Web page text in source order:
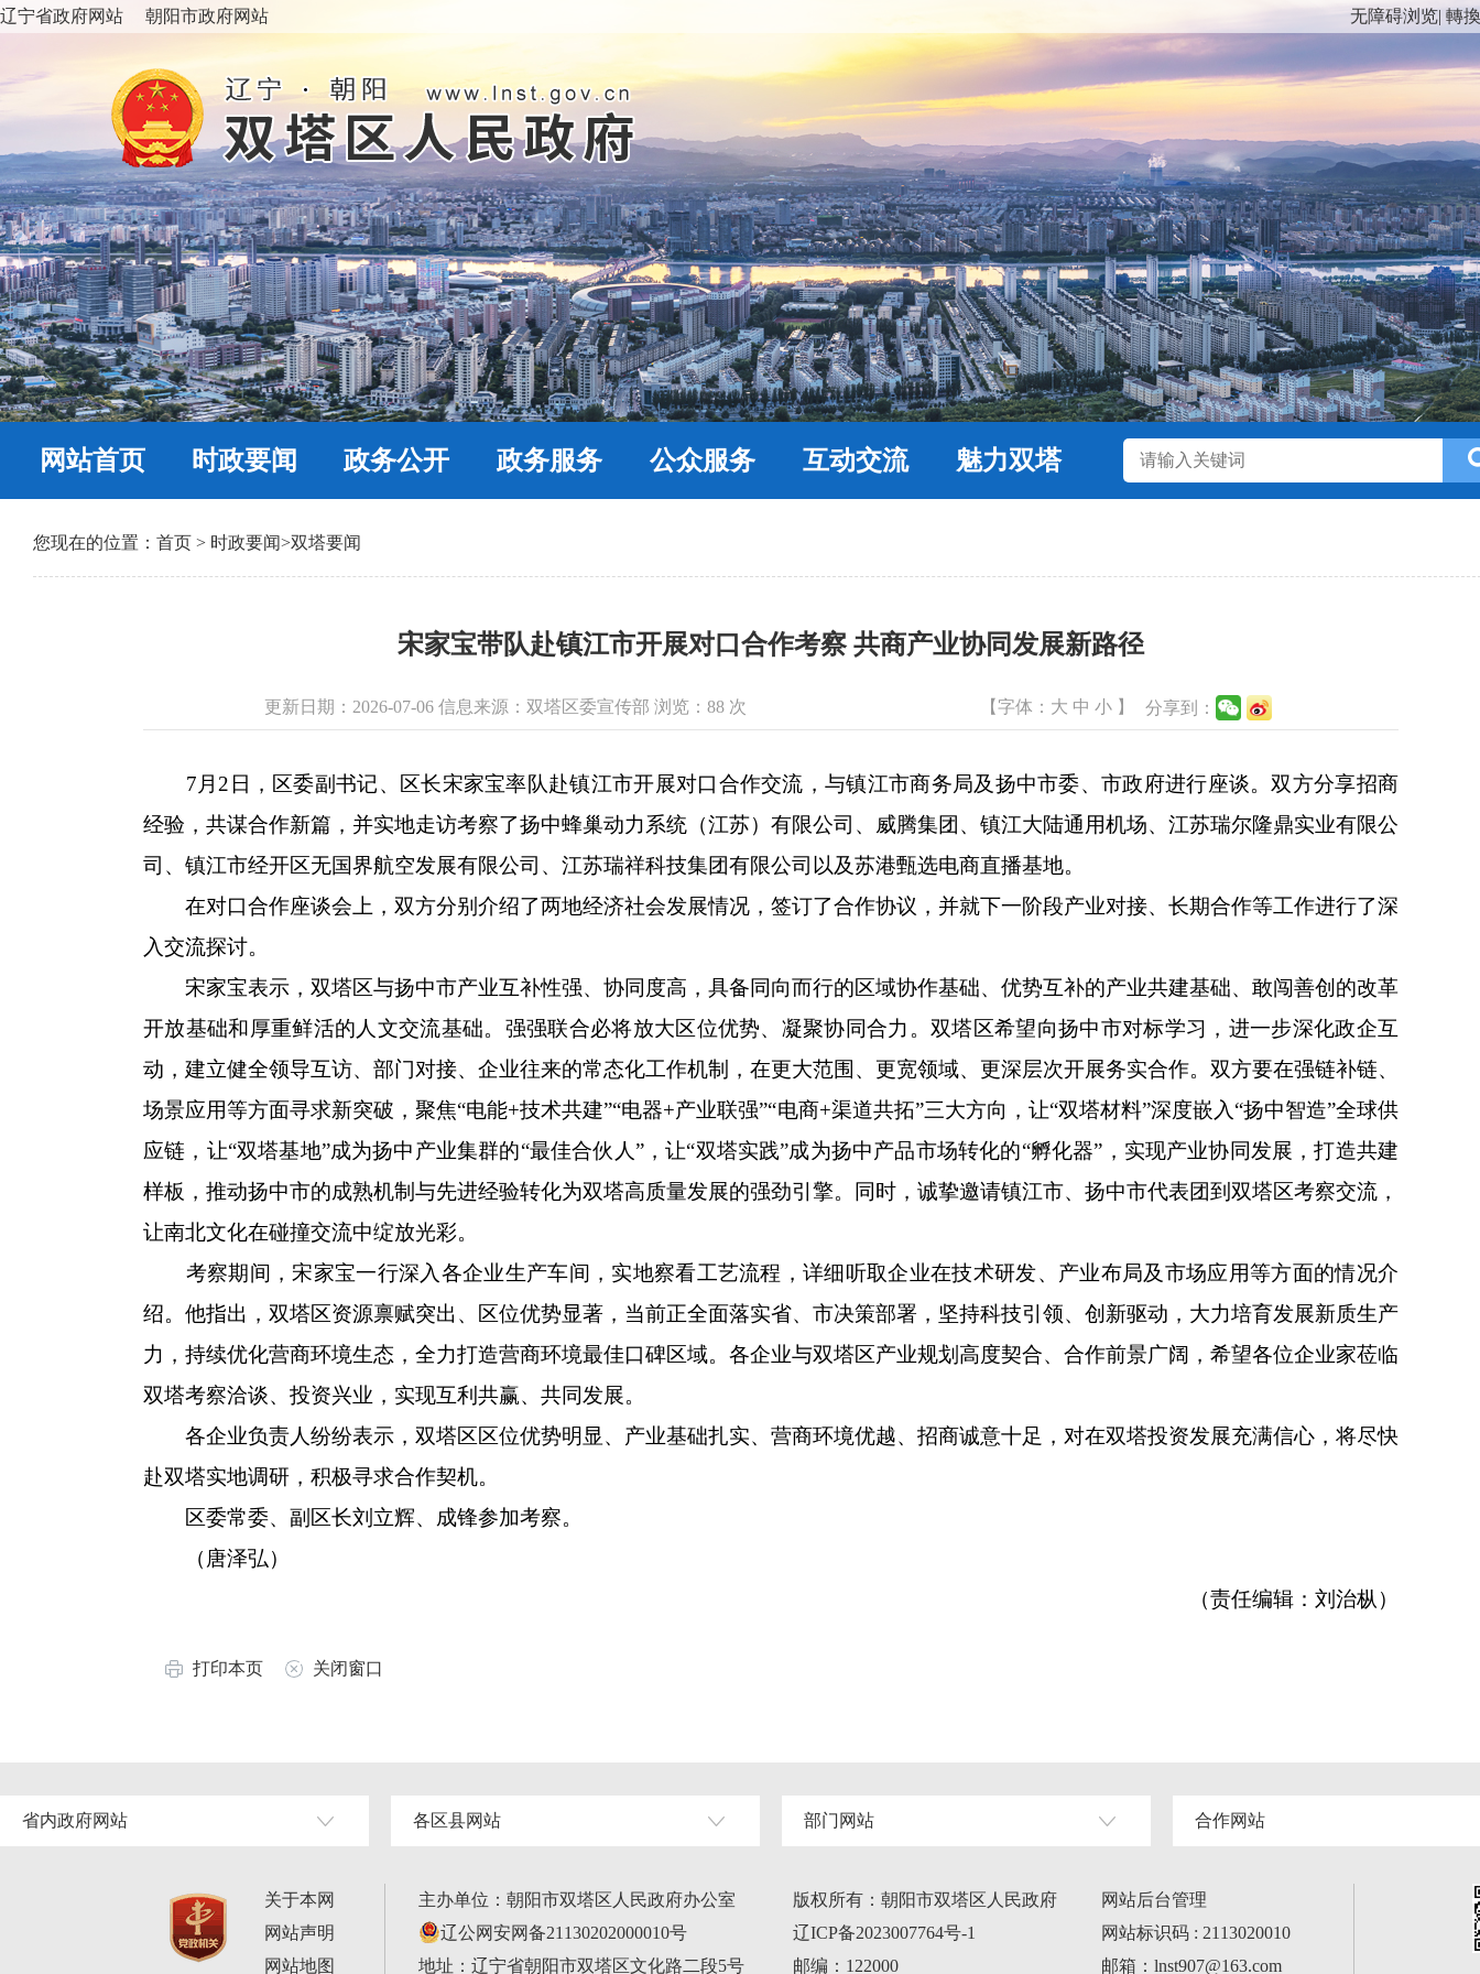
辽宁省政府网站 朝阳市政府网站 无障碍浏览| 轉
网站首页 时政要闻 政务公开 政务服务 公众服务 互动交流 魅力双塔
您现在的位置： 首页 > 时政要闻>双塔要闻
宋家宝带队赴镇江市开展对口合作考察 共商产业协同发展新路径
更新日期：2026-07-06 信息来源：双塔区委宣传部 浏览： 88 次 【字体： 大 中 小 】 分享到：
7月2日，区委副书记、区长宋家宝率队赴镇江市开展对口合作交流，与镇江市商务局及扬中市委、市政府进行座谈。双方分享招商
经验，共谋合作新篇，并实地走访考察了扬中蜂巢动力系统（江苏）有限公司、威腾集团、镇江大陆通用机场、江苏瑞尔隆鼎实业有限公
司、镇江市经开区无国界航空发展有限公司、江苏瑞祥科技集团有限公司以及苏港甄选电商直播基地。
在对口合作座谈会上，双方分别介绍了两地经济社会发展情况，签订了合作协议，并就下一阶段产业对接、长期合作等工作进行了深
入交流探讨。
宋家宝表示，双塔区与扬中市产业互补性强、协同度高，具备同向而行的区域协作基础、优势互补的产业共建基础、敢闯善创的改革
开放基础和厚重鲜活的人文交流基础。强强联合必将放大区位优势、凝聚协同合力。双塔区希望向扬中市对标学习，进一步深化政企互
动，建立健全领导互访、部门对接、企业往来的常态化工作机制，在更大范围、更宽领域、更深层次开展务实合作。双方要在强链补链、
场景应用等方面寻求新突破，聚焦“电能+技术共建”“电器+产业联强”“电商+渠道共拓”三大方向，让“双塔材料”深度嵌入“扬中智造”全球供
应链，让“双塔基地”成为扬中产业集群的“最佳合伙人”，让“双塔实践”成为扬中产品市场转化的“孵化器”，实现产业协同发展，打造共建
样板，推动扬中市的成熟机制与先进经验转化为双塔高质量发展的强劲引擎。同时，诚挚邀请镇江市、扬中市代表团到双塔区考察交流，
让南北文化在碰撞交流中绽放光彩。
考察期间，宋家宝一行深入各企业生产车间，实地察看工艺流程，详细听取企业在技术研发、产业布局及市场应用等方面的情况介
绍。他指出，双塔区资源禀赋突出、区位优势显著，当前正全面落实省、市决策部署，坚持科技引领、创新驱动，大力培育发展新质生产
力，持续优化营商环境生态，全力打造营商环境最佳口碑区域。各企业与双塔区产业规划高度契合、合作前景广阔，希望各位企业家莅临
双塔考察洽谈、投资兴业，实现互利共赢、共同发展。
各企业负责人纷纷表示，双塔区区位优势明显、产业基础扎实、营商环境优越、招商诚意十足，对在双塔投资发展充满信心，将尽快
赴双塔实地调研，积极寻求合作契机。
区委常委、副区长刘立辉、成锋参加考察。
（唐泽弘）
（责任编辑：刘治枞）
打印本页 关闭窗口
省内政府网站 各区县网站 部门网站 合作网站
关于本网
网站声明
网站地图
主办单位：朝阳市双塔区人民政府办公室
辽公网安网备21130202000010号
地址：辽宁省朝阳市双塔区文化路二段5号
版权所有：朝阳市双塔区人民政府
辽ICP备2023007764号-1
邮编：122000
网站后台管理
网站标识码 : 2113020010
邮箱：lnst907@163.com